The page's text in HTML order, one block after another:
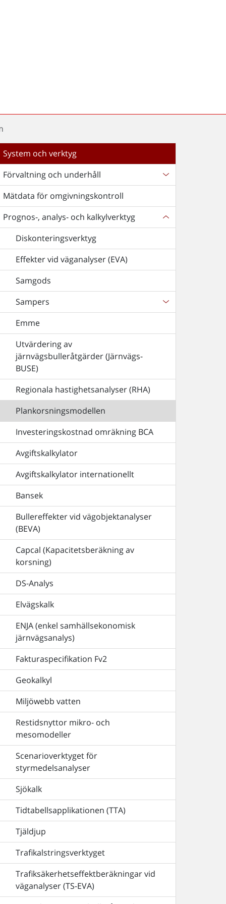
System och verktyg
Förvaltning och underhåll
Mätdata för omgivningskontroll
Prognos-, analys- och kalkylverktyg
Diskonteringsverktyg
Effekter vid väganalyser (EVA)
Samgods
Sampers
Emme
Utvärdering av
järnvägsbulleråtgärder (Järnvägs-
BUSE)
Regionala hastighetsanalyser (RHA)
Plankorsningsmodellen
Investeringskostnad omräkning BCA
Avgiftskalkylator
Avgiftskalkylator internationellt
Bansek
Bullereffekter vid vägobjektanalyser
(BEVA)
Capcal (Kapacitetsberäkning av
korsning)
DS-Analys
Elvägskalk
ENJA (enkel samhällsekonomisk
järnvägsanalys)
Fakturaspecifikation Fv2
Geokalkyl
Miljöwebb vatten
Restidsnyttor mikro- och
mesomodeller
Scenarioverktyget för
styrmedelsanalyser
Sjökalk
Tidtabellsapplikationen (TTA)
Tjäldjup
Trafikalstringsverktyget
Trafiksäkerhetseffektberäkningar vid
väganalyser (TS-EVA)